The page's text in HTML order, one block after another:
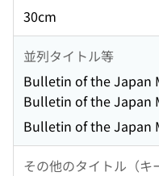
30cm
並列タイトル等
Bulletin of the Japan
Bulletin of the Japan
Bulletin of the Japan
その他のタイトル（キ